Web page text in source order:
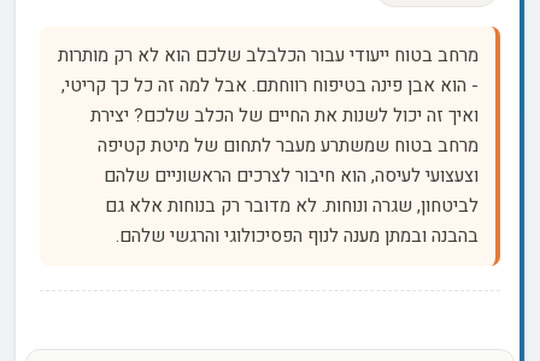
מרחב בטוח ייעודי עבור הכלבלב שלכם הוא לא רק מותרות
- הוא אבן פינה בטיפוח רווחתם. אבל למה זה כל כך קריטי,
ואיך זה יכול לשנות את החיים של הכלב שלכם? יצירת
מרחב בטוח שמשתרע מעבר לתחום של מיטת קטיפה
וצעצועי לעיסה, הוא חיבור לצרכים הראשוניים שלהם
לביטחון, שגרה ונוחות. לא מדובר רק בנוחות אלא גם
בהבנה ובמתן מענה לנוף הפסיכולוגי והרגשי שלהם.